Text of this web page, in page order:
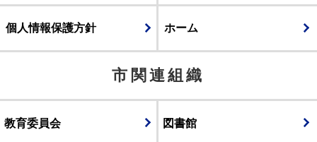
個人情報保護方針 ホーム
市関連組織
教育委員会 図書館